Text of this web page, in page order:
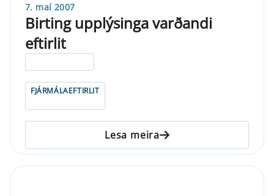
7. maí 2007
Birting upplýsinga varðandi
eftirlit
FJÁRMÁLAEFTIRLIT
Lesa meira